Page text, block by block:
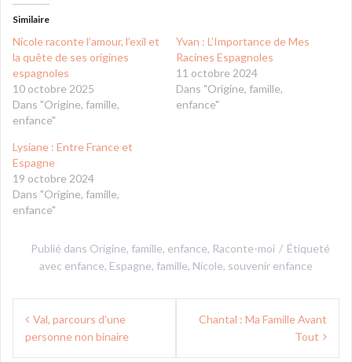
Similaire
Nicole raconte l’amour, l’exil et
la quête de ses origines
espagnoles
10 octobre 2025
Dans "Origine, famille,
enfance"
Yvan : L’Importance de Mes
Racines Espagnoles
11 octobre 2024
Dans "Origine, famille,
enfance"
Lysiane : Entre France et
Espagne
19 octobre 2024
Dans "Origine, famille,
enfance"
Publié dans Origine, famille, enfance, Raconte-moi
Étiqueté
avec enfance, Espagne, famille, Nicole, souvenir enfance
Navigation
deVal, parcours d’une
personne non binaire
Chantal : Ma Famille Avant
Tout